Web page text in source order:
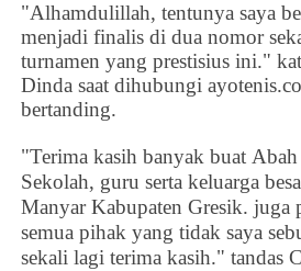
"Alhamdulillah, tentunya saya
menjadi finalis di dua nomor
turnamen yang prestisius ini."
Dindasaat dihubungi
bertanding.
"Terima kasih banyak buat
Sekolah, guru serta keluarga
Manyar Kabupaten Gresik.juga
semua pihak yang tidak saya
sekali lagi terima kasih." tandas